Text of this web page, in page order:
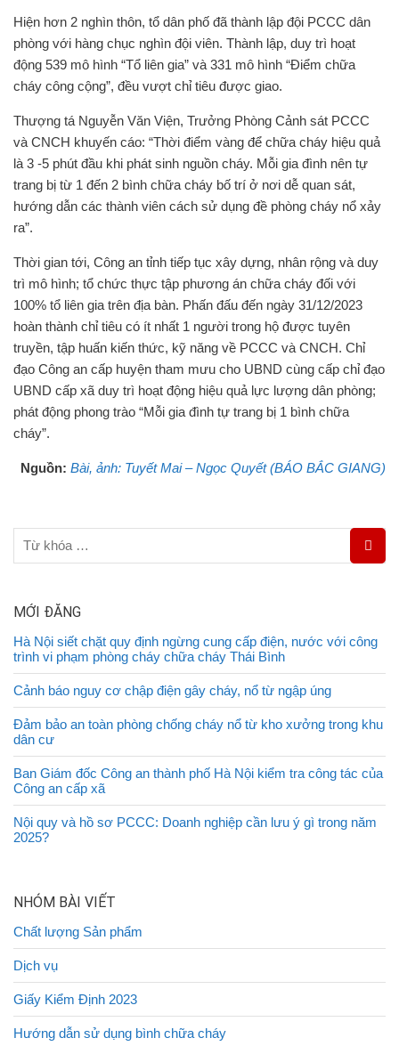
Hiện hơn 2 nghìn thôn, tổ dân phố đã thành lập đội PCCC dân
phòng với hàng chục nghìn đội viên. Thành lập, duy trì hoạt
động 539 mô hình “Tổ liên gia” và 331 mô hình “Điểm chữa
cháy công cộng”, đều vượt chỉ tiêu được giao.
Thượng tá Nguyễn Văn Viện, Trưởng Phòng Cảnh sát PCCC
và CNCH khuyến cáo: “Thời điểm vàng để chữa cháy hiệu quả
là 3 -5 phút đầu khi phát sinh nguồn cháy. Mỗi gia đình nên tự
trang bị từ 1 đến 2 bình chữa cháy bố trí ở nơi dễ quan sát,
hướng dẫn các thành viên cách sử dụng đề phòng cháy nổ xảy
ra”.
Thời gian tới, Công an tỉnh tiếp tục xây dựng, nhân rộng và duy
trì mô hình; tổ chức thực tập phương án chữa cháy đối với
100% tổ liên gia trên địa bàn. Phấn đấu đến ngày 31/12/2023
hoàn thành chỉ tiêu có ít nhất 1 người trong hộ được tuyên
truyền, tập huấn kiến thức, kỹ năng về PCCC và CNCH. Chỉ
đạo Công an cấp huyện tham mưu cho UBND cùng cấp chỉ đạo
UBND cấp xã duy trì hoạt động hiệu quả lực lượng dân phòng;
phát động phong trào “Mỗi gia đình tự trang bị 1 bình chữa
cháy”.
Nguồn: Bài, ảnh: Tuyết Mai – Ngọc Quyết (BÁO BẮC GIANG)
MỚI ĐĂNG
Hà Nội siết chặt quy định ngừng cung cấp điện, nước với công
trình vi phạm phòng cháy chữa cháy Thái Bình
Cảnh báo nguy cơ chập điện gây cháy, nổ từ ngập úng
Đảm bảo an toàn phòng chống cháy nổ từ kho xưởng trong khu
dân cư
Ban Giám đốc Công an thành phố Hà Nội kiểm tra công tác của
Công an cấp xã
Nội quy và hồ sơ PCCC: Doanh nghiệp cần lưu ý gì trong năm
2025?
NHÓM BÀI VIẾT
Chất lượng Sản phẩm
Dịch vụ
Giấy Kiểm Định 2023
Hướng dẫn sử dụng bình chữa cháy